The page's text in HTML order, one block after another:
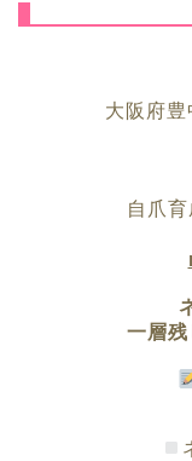
大阪府
自爪
一層